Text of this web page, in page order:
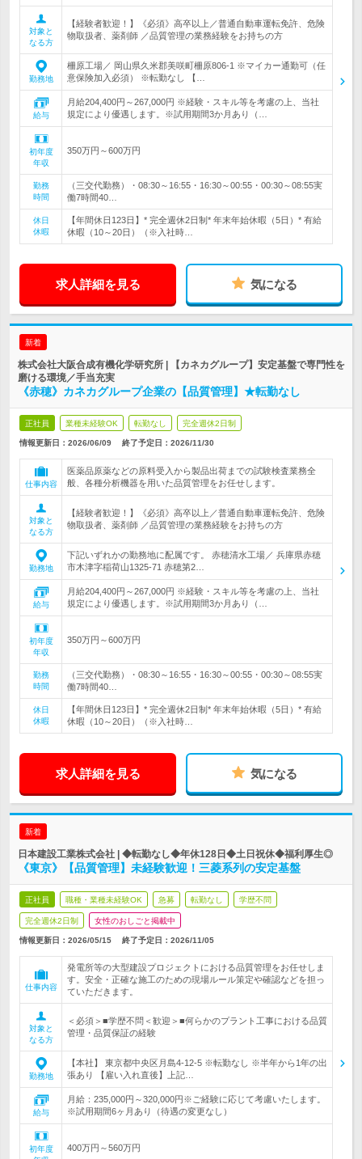
対象と
なる方
【経験者歓迎！】《必須》高卒以上／普通自動車運転免許、危険
物取扱者、薬剤師 ／品質管理の業務経験をお持ちの方
勤務地
柵原工場／ 岡山県久米郡美咲町柵原806-1 ※マイカー通勤可（任
意保険加入必須） ※転勤なし 【…
給与
月給204,400円～267,000円 ※経験・スキル等を考慮の上、当社
規定により優遇します。※試用期間3か月あり（…
初年度
年収
350万円～600万円
勤務
時間
（三交代勤務）・08:30～16:55・16:30～00:55・00:30～08:55実
働7時間40…
休日
休暇
【年間休日123日】* 完全週休2日制* 年末年始休暇（5日）* 有給
休暇（10～20日）（※入社時…
求人詳細を見る 気になる
新着
株式会社大阪合成有機化学研究所 | 【カネカグループ】安定基盤で専門性を
磨ける環境／手当充実
《赤穂》カネカグループ企業の【品質管理】★転勤なし
正社員 業種未経験OK 転勤なし 完全週休2日制
情報更新日：2026/06/09 終了予定日： 2026/11/30
仕事内容
医薬品原薬などの原料受入から製品出荷までの試験検査業務全
般、各種分析機器を用いた品質管理をお任せします。
対象と
なる方
【経験者歓迎！】《必須》高卒以上／普通自動車運転免許、危険
物取扱者、薬剤師 ／品質管理の業務経験をお持ちの方
勤務地
下記いずれかの勤務地に配属です。 赤穂清水工場／ 兵庫県赤穂
市木津字稲荷山1325-71 赤穂第2…
給与
月給204,400円～267,000円 ※経験・スキル等を考慮の上、当社
規定により優遇します。※試用期間3か月あり（…
初年度
年収
350万円～600万円
勤務
時間
（三交代勤務）・08:30～16:55・16:30～00:55・00:30～08:55実
働7時間40…
休日
休暇
【年間休日123日】* 完全週休2日制* 年末年始休暇（5日）* 有給
休暇（10～20日）（※入社時…
求人詳細を見る 気になる
新着
日本建設工業株式会社 | ◆転勤なし◆年休128日◆土日祝休◆福利厚生◎
《東京》【品質管理】未経験歓迎！三菱系列の安定基盤
正社員 職種・業種未経験OK 急募 転勤なし 学歴不問
完全週休2日制 女性のおしごと掲載中
情報更新日：2026/05/15 終了予定日： 2026/11/05
仕事内容
発電所等の大型建設プロジェクトにおける品質管理をお任せしま
す。安全・正確な施工のための現場ルール策定や確認などを担っ
ていただきます。
対象と
なる方
＜必須＞■学歴不問＜歓迎＞■何らかのプラント工事における品質
管理・品質保証の経験
勤務地
【本社】 東京都中央区月島4-12-5 ※転勤なし ※半年から1年の出
張あり 【雇い入れ直後】上記…
給与
月給：235,000円～320,000円※ご経験に応じて考慮いたします。
※試用期間6ヶ月あり（待遇の変更なし）
初年度
400万円～560万円